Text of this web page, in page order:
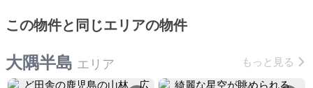
この物件と同じエリアの物件
大隅半島 エリア もっと見る